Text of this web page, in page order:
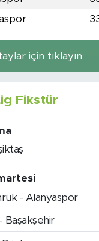
için tıklayın
Fikstür
- Alanyaspor
Başakşehir